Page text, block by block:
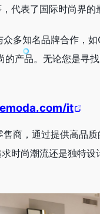
代表了国际时尚界的
多知名品牌合作，
产品。无论您是寻
it
商，通过提供高品
时尚潮流还是独特